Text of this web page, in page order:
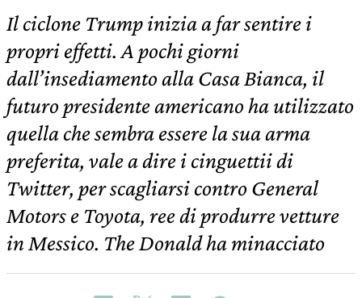
Il ciclone Trump inizia a far sentire i
propri effetti. A pochi giorni
dall’insediamento alla Casa Bianca, il
futuro presidente americano ha utilizzato
quella che sembra essere la sua arma
preferita, vale a dire i cinguettii di
Twitter, per scagliarsi contro General
Motors e Toyota, ree di produrre vetture
in Messico. The Donald ha minacciato